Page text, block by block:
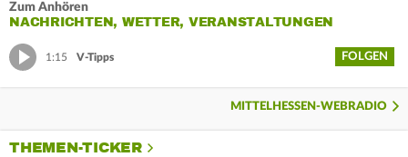
Zum Anhören
NACHRICHTEN, WETTER, VERANSTALTUNGEN
1:15 V-Tipps FOLGEN
MITTELHESSEN-WEBRADIO
THEMEN-TICKER